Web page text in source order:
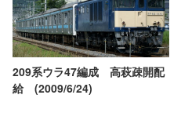
209系ウラ47編成 高萩疎開配
給 (2009/6/24)